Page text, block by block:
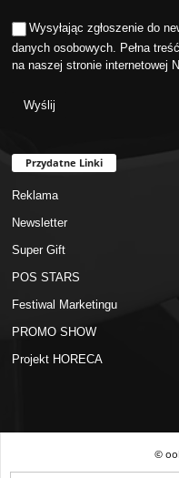
Wysyłając zgłoszenie do
danych osobowych. Pełna
na naszej stronie internetowej
Przydatne Linki
Reklama
Newsletter
Super Gift
POS STARS
Festiwal Marketingu
PROMO SHOW
Projekt HORECA
©